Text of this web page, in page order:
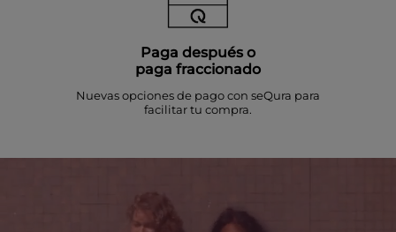
Paga después o
paga fraccionado
Nuevas opciones de pago con seQura para
facilitar tu compra.